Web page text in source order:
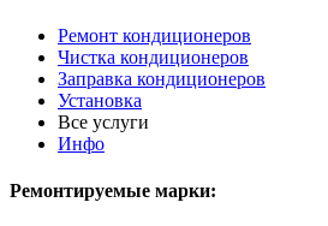
Ремонт кондиционеров
Чистка кондиционеров
Заправка кондиционеров
Установка
Все услуги
Инфо
Ремонтируемые марки: